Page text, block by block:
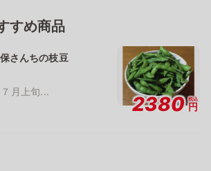
すめ商品
さんちの枝豆
７月上旬...
2380 税込
円